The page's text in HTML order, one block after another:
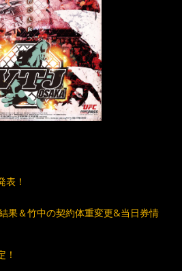
表！
果＆竹中の契約体重変更&当日券情
！